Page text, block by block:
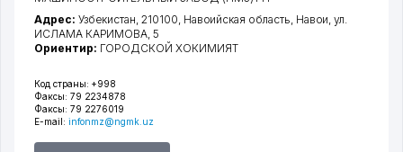
Код страны: +998
Факсы: 79 2234878
Факсы: 79 2276019
E-mail: infonmz@ngmk.uz
Адрес: Узбекистан, 210100, Навоийская область, Навои,ул.
ИСЛАМА КАРИМОВА, 5
Ориентир: ГОРОДСКОЙ ХОКИМИЯТ